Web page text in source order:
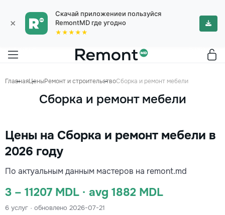
×
Скачай приложениеи пользуйся
RemontMD где угодно
★★★★★
ГлавнаяЦеныРемонт и строительствоСборка и ремонт мебели
Сборка и ремонт мебели
Цены на Сборка и ремонт мебели в
2026 году
По актуальным данным мастеров на remont.md
3 – 11207 MDL · avg 1882 MDL
6 услуг · обновлено 2026-07-21